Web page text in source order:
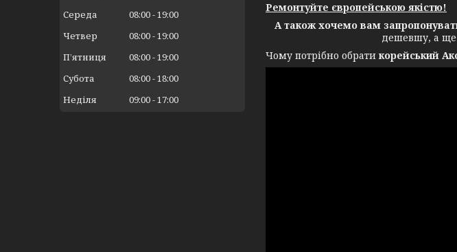
Ремонтуйте європейською якістю!
А також хочемо вам
дешевшу, а ще
Чому потрібно обратикорейський
Середа
08:00 19:00
Четвер
08:00 19:00
Пʼятниця
08:00 19:00
Субота
08:00 18:00
Неділя
09:00 17:00